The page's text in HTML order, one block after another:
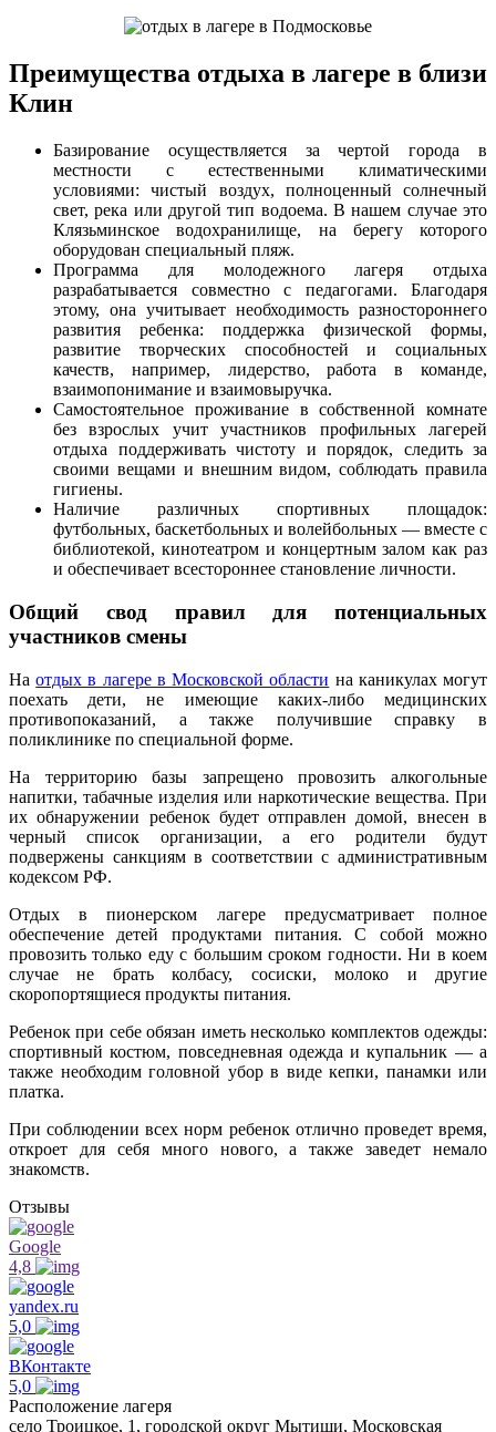
Преимущества отдыха в лагере в близи
Клин
Базирование осуществляется за чертой города в
местности с естественными климатическими
условиями: чистый воздух, полноценный солнечный
свет, река или другой тип водоема. В нашем случае это
Клязьминское водохранилище, на берегу которого
оборудован специальный пляж.
Программа для молодежного лагеря отдыха
разрабатывается совместно с педагогами. Благодаря
этому, она учитывает необходимость разностороннего
развития ребенка: поддержка физической формы,
развитие творческих способностей и социальных
качеств, например, лидерство, работа в команде,
взаимопонимание и взаимовыручка.
Самостоятельное проживание в собственной комнате
без взрослых учит участников профильных лагерей
отдыха поддерживать чистоту и порядок, следить за
своими вещами и внешним видом, соблюдать правила
гигиены.
Наличие различных спортивных площадок:
футбольных, баскетбольных и волейбольных — вместе с
библиотекой, кинотеатром и концертным залом как раз
и обеспечивает всестороннее становление личности.
Общий свод правил для потенциальных
участников смены
Наотдых в лагере в Московской области на каникулах могут
поехать дети, не имеющие каких-либо медицинских
противопоказаний, а также получившие справку в
поликлинике по специальной форме.
На территорию базы запрещено провозить алкогольные
напитки, табачные изделия или наркотические вещества. При
их обнаружении ребенок будет отправлен домой, внесен в
черный список организации, а его родители будут
подвержены санкциям в соответствии с административным
кодексом РФ.
Отдых в пионерском лагере предусматривает полное
обеспечение детей продуктами питания. С собой можно
провозить только еду с большим сроком годности. Ни в коем
случае не брать колбасу, сосиски, молоко и другие
скоропортящиеся продукты питания.
Ребенок при себе обязан иметь несколько комплектов одежды:
спортивный костюм, повседневная одежда и купальник — а
также необходим головной убор в виде кепки, панамки или
платка.
При соблюдении всех норм ребенок отлично проведет время,
откроет для себя много нового, а также заведет немало
знакомств.
Отзывы
Google
4,8
yandex.ru
5,0
ВКонтакте
5,0
Расположение лагеря
село Троицкое, 1, городской округ Мытищи, Московская